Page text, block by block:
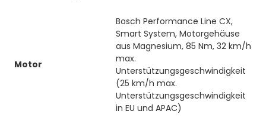
Motor
Bosch Performance Line CX,
Smart System, Motorgehäuse
aus Magnesium, 85 Nm, 32 km/h
max.
Unterstützungsgeschwindigkeit
(25 km/h max.
Unterstützungsgeschwindigkeit
in EU und APAC)